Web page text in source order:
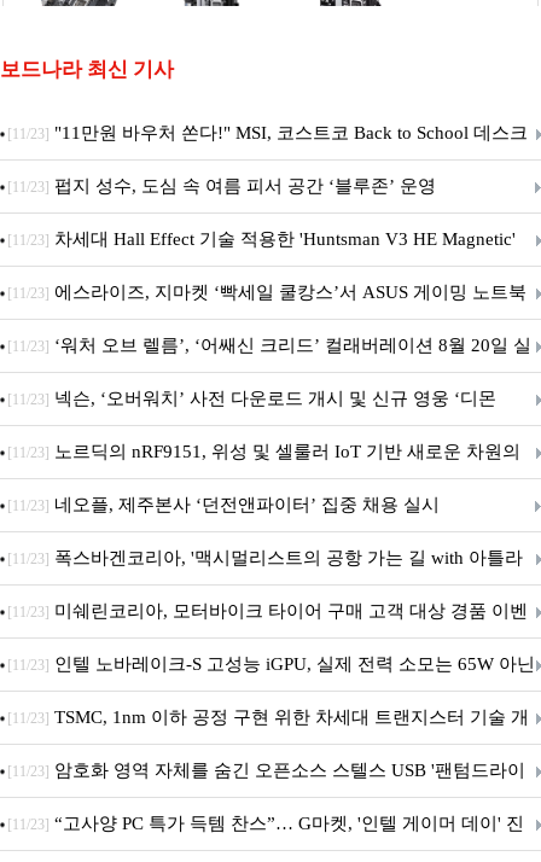
보드나라 최신 기사
[11/23] "11만원 바우처 쏜다!" MSI, 코스트코 Back to School 데스크
탑 프로모션 진행
[11/23] 펍지 성수, 도심 속 여름 피서 공간 ‘블루존’ 운영
[11/23] 차세대 Hall Effect 기술 적용한 'Huntsman V3 HE Magnetic'
시리즈 출시
[11/23] 에스라이즈, 지마켓 ‘빡세일 쿨캉스’서 ASUS 게이밍 노트북
특별 프로모션 진행
[11/23] ‘워처 오브 렐름’, ‘어쌔신 크리드’ 컬래버레이션 8월 20일 실
시
[11/23] 넥슨, ‘오버워치’ 사전 다운로드 개시 및 신규 영웅 ‘디몬
(D.Mon)’ 공개!
[11/23] 노르딕의 nRF9151, 위성 및 셀룰러 IoT 기반 새로운 차원의
커넥티드 기기 개발 지원
[11/23] 네오플, 제주본사 ‘던전앤파이터’ 집중 채용 실시
[11/23] 폭스바겐코리아, '맥시멀리스트의 공항 가는 길 with 아틀라
스' 이벤트 실시
[11/23] 미쉐린코리아, 모터바이크 타이어 구매 고객 대상 경품 이벤
트 진행
[11/23] 인텔 노바레이크-S 고성능 iGPU, 실제 전력 소모는 65W 아닌
40W?
[11/23] TSMC, 1nm 이하 공정 구현 위한 차세대 트랜지스터 기술 개
발
[11/23] 암호화 영역 자체를 숨긴 오픈소스 스텔스 USB '팬텀드라이
브' 공개
[11/23] “고사양 PC 특가 득템 찬스”… G마켓, '인텔 게이머 데이' 진